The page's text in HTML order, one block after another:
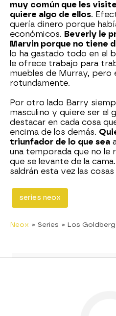
muy común que les
quiere algo de ellos.
quería dinero porque
económicos. Beverly le
Marvin porque no tiene
lo ha gastado todo en el
le ofrece trabajo para
muebles de Murray, pero
rotundamente.
Por otro lado Barry
masculino y quiere ser el
destacar en cada cosa
encima de los demás.
triunfador de lo que sea
una temporada que no le
que se levante de la
saldrán esta vez las
series neox
Neox » Series » Los Goldberg